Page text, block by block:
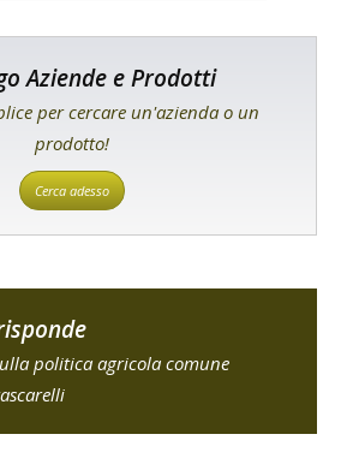
Aziende e Prodotti
per cercare un'azienda o un
prodotto!
Cerca adesso
politica agricola comune